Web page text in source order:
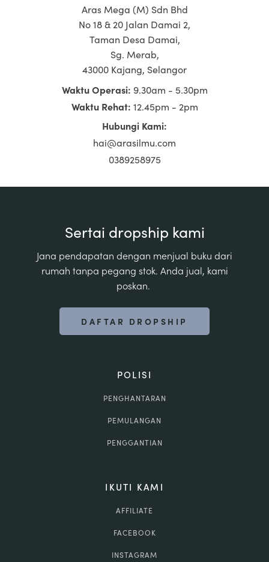
Aras Mega (M) Sdn Bhd
No 18 & 20 Jalan Damai 2,
Taman Desa Damai,
Sg. Merab,
43000 Kajang, Selangor
Waktu Operasi: 9.30am - 5.30pm
Waktu Rehat: 12.45pm - 2pm
Hubungi Kami:
hai@arasilmu.com
0389258975
Sertai dropship kami
Jana pendapatan dengan menjual buku dari
rumah tanpa pegang stok. Anda jual, kami
poskan.
DAFTAR DROPSHIP
POLISI
PENGHANTARAN
PEMULANGAN
PENGGANTIAN
IKUTI KAMI
AFFILIATE
FACEBOOK
INSTAGRAM